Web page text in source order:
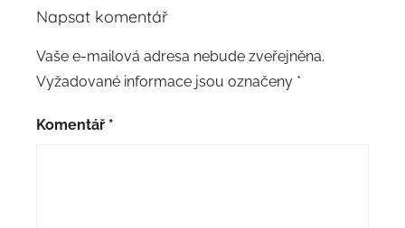
Napsat komentář
Vaše e-mailová adresa nebude zveřejněna.
Vyžadované informace jsou označeny *
Komentář *